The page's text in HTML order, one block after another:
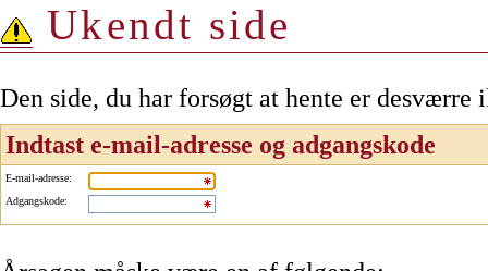
Ukendt side
Den side, du har forsøgt at hente er
Indtast e-mail-adresse og adgangskode
E-mail-adresse:
Adgangskode: